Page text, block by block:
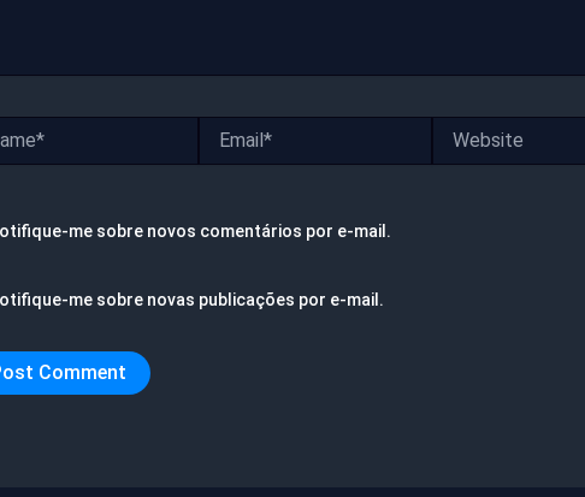
me sobre novos comentários por e-mail.
me sobre novas publicações por e-mail.